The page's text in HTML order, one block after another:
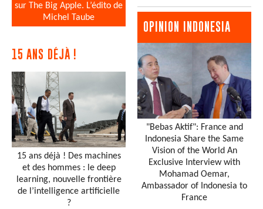
sur The Big Apple. L’édito de
Michel Taube
15 ANS DÉJÀ !
15 ans déjà ! Des machines
et des hommes : le deep
learning, nouvelle frontière
de l’intelligence artificielle
?
OPINION INDONESIA
"Bebas Aktif": France and
Indonesia Share the Same
Vision of the World An
Exclusive Interview with
Mohamad Oemar,
Ambassador of Indonesia to
France